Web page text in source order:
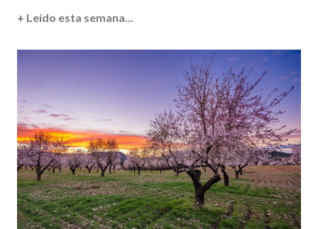
+ Leído esta semana...